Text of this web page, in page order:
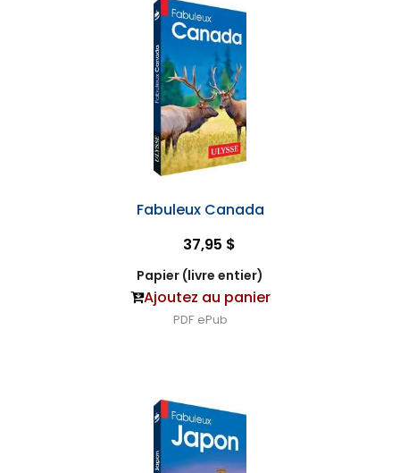
Fabuleux Canada
37,95 $
Papier (livre entier)
Ajoutez au panier
PDF ePub